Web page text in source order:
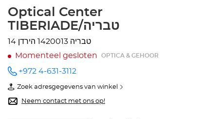
Optical Center
TIBERIADE/טבריה
1420013 טבריה
Momenteel gesloten
OPTICA & GEHOOR
telefoonnummer
+972 4-631-3112
Zoek adresgegevens van winkel
van
Optical
Center
Neem contact met ons op!